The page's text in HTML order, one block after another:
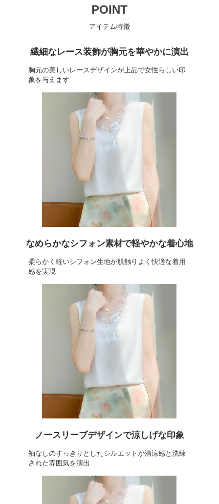
POINT
アイテム特徴
繊細なレース装飾が胸元を華やかに演出
胸元の美しいレースデザインが上品で女性らしい印
象を与えます
なめらかなシフォン素材で軽やかな着心地
柔らかく軽いシフォン生地が肌触りよく快適な着用
感を実現
ノースリーブデザインで涼しげな印象
袖なしのすっきりとしたシルエットが清涼感と洗練
された雰囲気を演出